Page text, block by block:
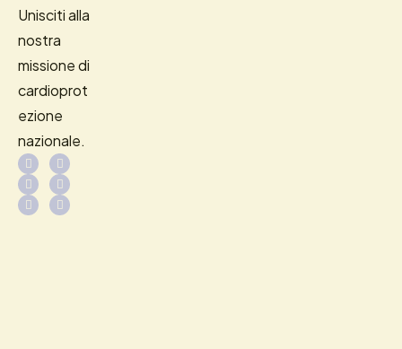
Unisciti alla
nostra
missione di
cardioprot
ezione
nazionale.